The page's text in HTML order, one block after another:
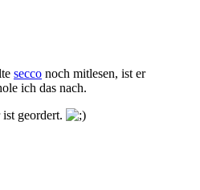
secco noch mitlesen, ist er
ich das nach.
geordert.